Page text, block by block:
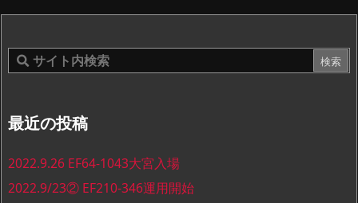
最近の投稿
2022.9.26 EF64-1043大宮入場
2022.9/23② EF210-346運用開始